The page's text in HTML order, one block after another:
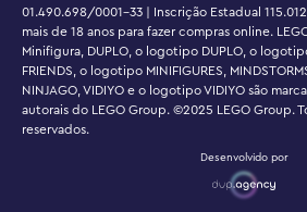
01.490.698/0001-33 | Inscrição Estadual
mais de 18 anos para fazer compras online.
Minifigura, DUPLO, o logotipo DUPLO, o
FRIENDS, o logotipo MINIFIGURES,
NINJAGO, VIDIYO e o logotipo VIDIYO são
autorais do LEGO Group. ©2025 LEGO Group.
reservados.
Desenvolvido por